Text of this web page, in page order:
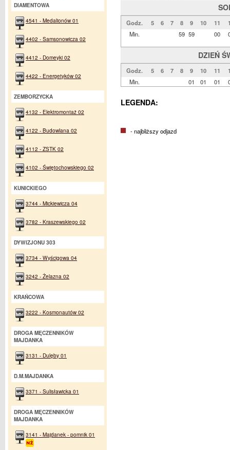
Godz. 5 6 7 8 9 10 11
Min.
59 59 00
DZIEŃ
Godz. 5 6 7 8 9 10 11
Min.
01 01 01
LEGENDA:
- najbliższy odjazd
DIAMENTOWA
4541 - Medalionów 01
4402 - Samsonowicza 02
4412 - Domeyki 02
4422 - Energetyków 02
ZEMBORZYCKA
4132 - Elektromontaż 02
4122 - Budowlana 02
4112 - ZSTK 02
4102 - Świętochowskiego 02
KUNICKIEGO
3744 - Mickiewicza 04
3782 - Kraszewskiego 02
DYWIZJONU 303
3734 - Wyścigowa 04
3242 - Żelazna 02
KRAŃCOWA
3222 - Kosmonautów 02
DROGA MĘCZENNIKÓW
MAJDANKA
3131 - Dulęby 01
D.M.MAJDANKA
3371 - Sulisławicka 01
DROGA MĘCZENNIKÓW
MAJDANKA
3141 - Majdanek - pomnik 01